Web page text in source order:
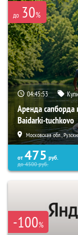
до 30%
04:45:52
Аренда сапборда
Baidarki-tuchkovo
Московская обл.,
от 475 руб.
до4500руб.
-100%